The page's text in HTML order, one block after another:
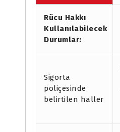
Rücu Hakkı
Kullanılabilecek
Durumlar:
Sigorta
poliçesinde
belirtilen haller